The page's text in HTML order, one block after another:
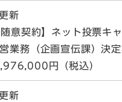
新
意契約】ネット投票キ
業務（企画宣伝課）決
円（税込）
新